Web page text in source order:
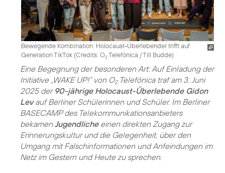
Bewegende Kombination: Holocaust-Überlebender trifft auf
Generation TikTok (Credits: O2Telefónica / Till Budde)
Eine Begegnung der besonderen Art: Auf Einladung der
Initiative „WAKE UP!“ von O2Telefónica traf am 3. Juni
2025 der 90-jährige Holocaust-Überlebende Gidon
Levauf Berliner Schülerinnen und Schüler. Im Berliner
BASECAMP des Telekommunikationsanbieters
bekamenJugendlicheeinen direkten Zugang zur
Erinnerungskultur und die Gelegenheit, über den
Umgang mit Falschinformationen und Anfeindungen im
Netz im Gestern und Heute zu sprechen.